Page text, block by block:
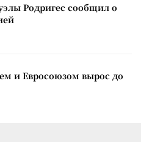
Родригес сообщил о
и Евросоюзом вырос до